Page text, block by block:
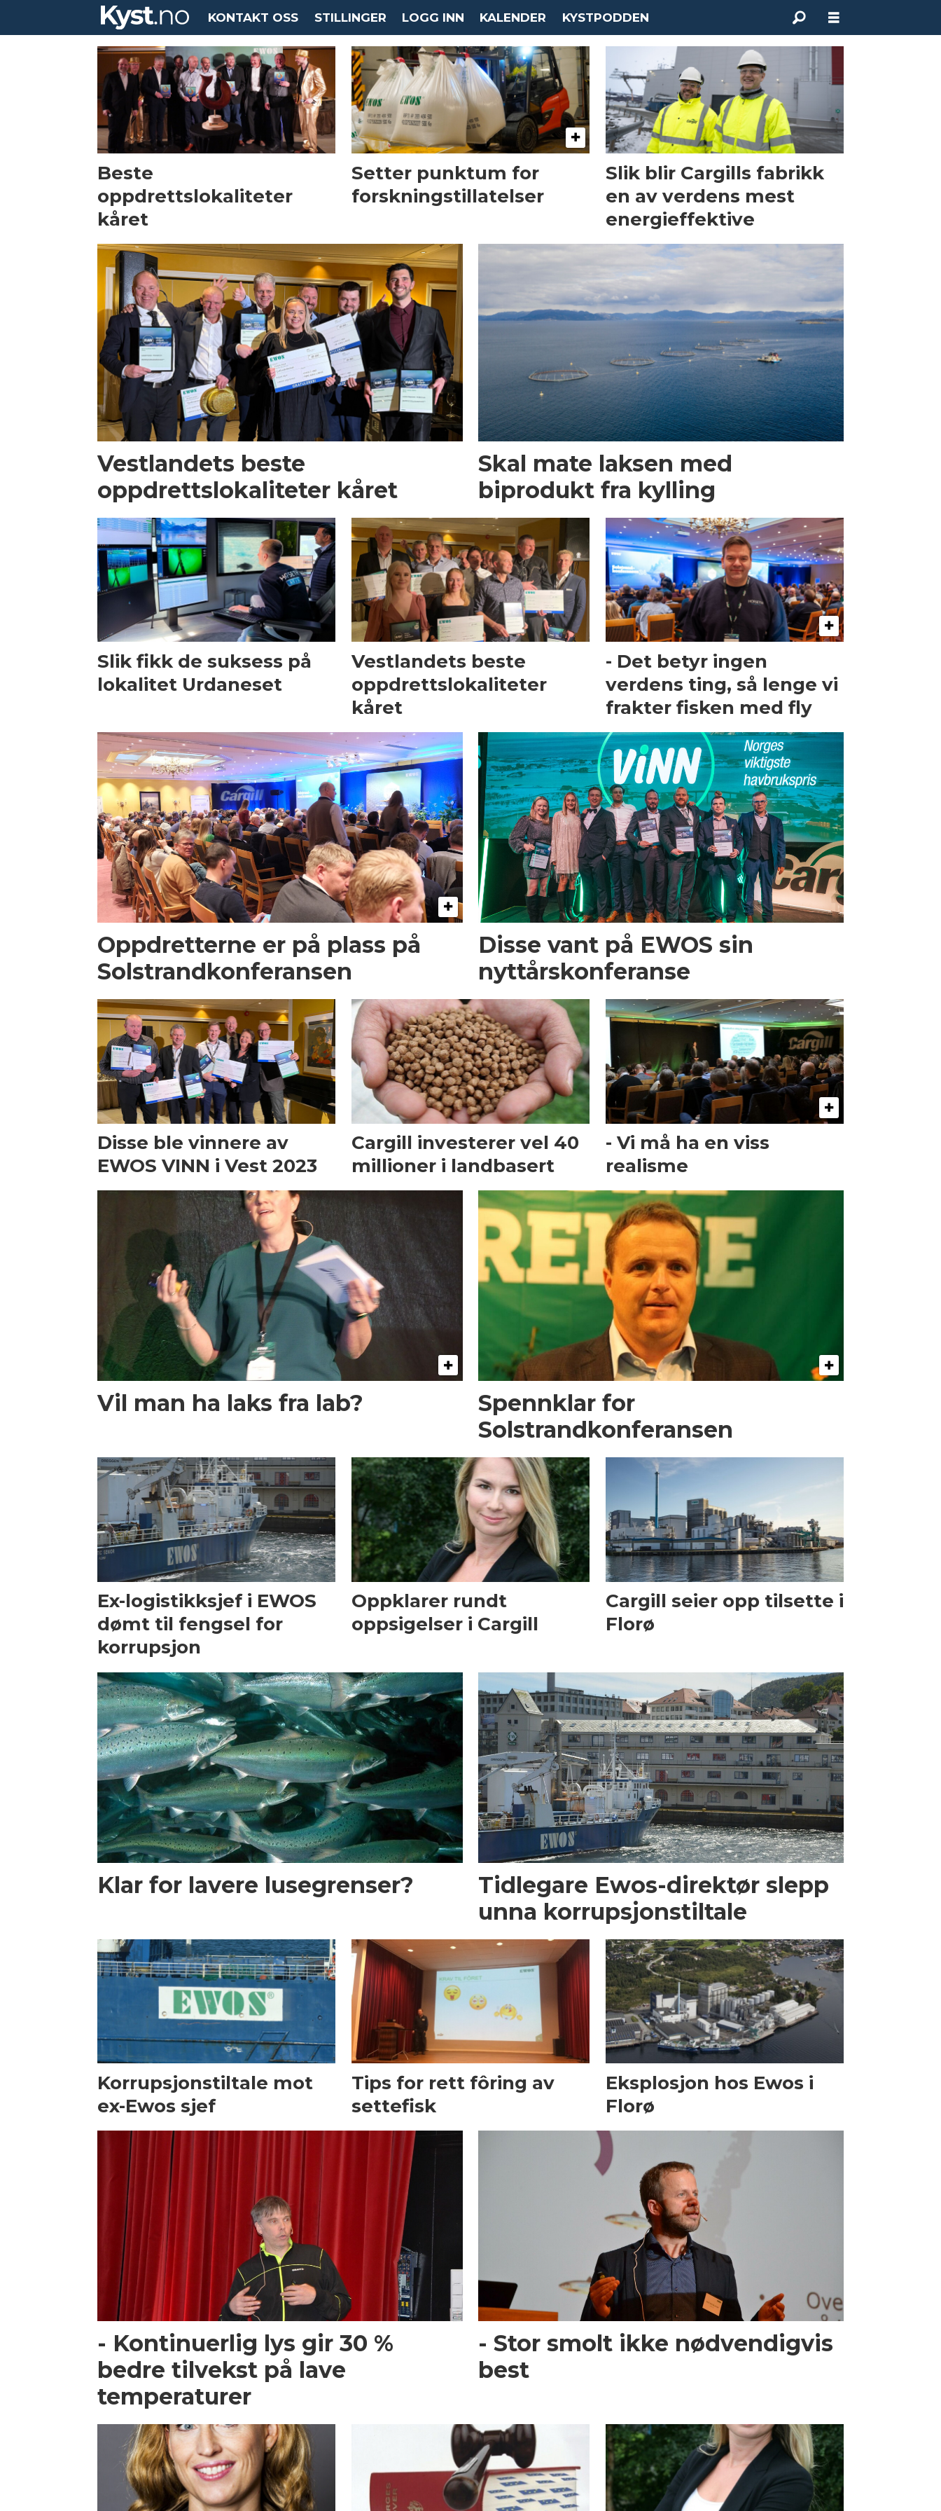
KONTAKT OSS STILLINGER LOGG INN KALENDER KYSTPODDEN
Beste
oppdrettslokaliteter
kåret
Setter punktum for
forskningstillatelser
Slik blir Cargills fabrikk
en av verdens mest
energieffektive
Vestlandets beste
oppdrettslokaliteter kåret
Skal mate laksen med
biprodukt fra kylling
Slik fikk de suksess på
lokalitet Urdaneset
Vestlandets beste
oppdrettslokaliteter
kåret
- Det betyr ingen
verdens ting, så lenge vi
frakter fisken med fly
Oppdretterne er på plass på
Solstrandkonferansen
Disse vant på EWOS sin
nyttårskonferanse
Disse ble vinnere av
EWOS VINN i Vest 2023
Cargill investerer vel 40
millioner i landbasert
- Vi må ha en viss
realisme
Vil man ha laks fra lab?
Spennklar for
Solstrandkonferansen
Ex-logistikksjef i EWOS
dømt til fengsel for
korrupsjon
Oppklarer rundt
oppsigelser i Cargill
Cargill seier opp tilsette i
Florø
Klar for lavere lusegrenser?
Tidlegare Ewos-direktør slepp
unna korrupsjonstiltale
Korrupsjonstiltale mot
ex-Ewos sjef
Tips for rett fôring av
settefisk
Eksplosjon hos Ewos i
Florø
- Kontinuerlig lys gir 30 %
bedre tilvekst på lave
temperaturer
- Stor smolt ikke nødvendigvis
best